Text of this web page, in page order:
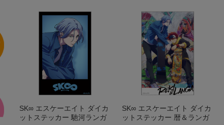
SK∞ エスケーエイト ダイカ
ットステッカー 馳河ランガ
SK∞ エスケーエイト ダイカ
ットステッカー 暦＆ランガ